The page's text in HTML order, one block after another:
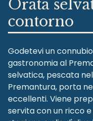
Orata
contorno
Godetevi un
gastronomia al
selvatica, pescata
Premantura, porta
eccellenti. Viene
servita con un ricco